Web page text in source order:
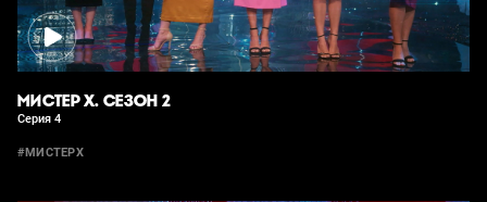
МИСТЕР Х. СЕЗОН 2
Серия 4
#МИСТЕРХ